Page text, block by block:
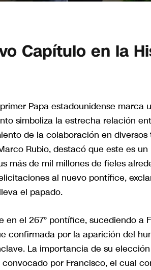
Capítulo en la
Papa estadounidense
simboliza la estrecha relación
de la colaboración en diversos
Rubio, destacó que este es
más de mil millones de fieles
al nuevo pontífice,
el papado.
en el 267° pontífice, sucediendo a
confirmada por la aparición del
La importancia de su
por Francisco, el cual